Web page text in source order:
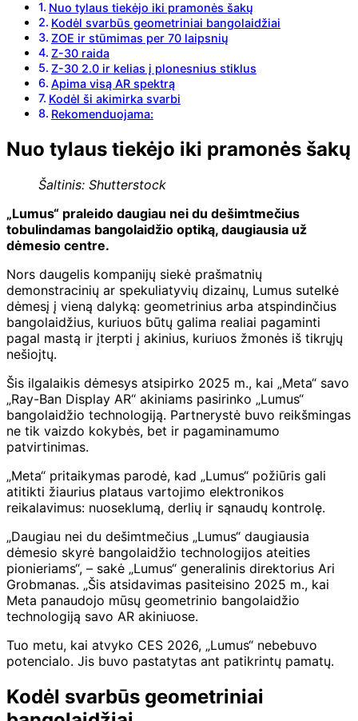
Nuo tylaus tiekėjo iki pramonės šakų
Kodėl svarbūs geometriniai bangolaidžiai
ZOE ir stūmimas per 70 laipsnių
Z-30 raida
Z-30 2.0 ir kelias į plonesnius stiklus
Apima visą AR spektrą
Kodėl ši akimirka svarbi
Rekomenduojama:
Nuo tylaus tiekėjo iki pramonės šakų
Šaltinis: Shutterstock
„Lumus“ praleido daugiau nei du dešimtmečius
tobulindamas bangolaidžio optiką, daugiausia už
dėmesio centre.
Nors daugelis kompanijų siekė prašmatnių
demonstracinių ar spekuliatyvių dizainų, Lumus sutelkė
dėmesį į vieną dalyką: geometrinius arba atspindinčius
bangolaidžius, kuriuos būtų galima realiai pagaminti
pagal mastą ir įterpti į akinius, kuriuos žmonės iš tikrųjų
nešiojtų.
Šis ilgalaikis dėmesys atsipirko 2025 m., kai „Meta“ savo
„Ray-Ban Display AR“ akiniams pasirinko „Lumus“
bangolaidžio technologiją. Partnerystė buvo reikšmingas
ne tik vaizdo kokybės, bet ir pagaminamumo
patvirtinimas.
„Meta“ pritaikymas parodė, kad „Lumus“ požiūris gali
atitikti žiaurius plataus vartojimo elektronikos
reikalavimus: nuoseklumą, derlių ir sąnaudų kontrolę.
„Daugiau nei du dešimtmečius „Lumus“ daugiausia
dėmesio skyrė bangolaidžio technologijos ateities
pionieriams“, – sakė „Lumus“ generalinis direktorius Ari
Grobmanas. „Šis atsidavimas pasiteisino 2025 m., kai
Meta panaudojo mūsų geometrinio bangolaidžio
technologiją savo AR akiniuose.
Tuo metu, kai atvyko CES 2026, „Lumus“ nebebuvo
potencialo. Jis buvo pastatytas ant patikrintų pamatų.
Kodėl svarbūs geometriniai